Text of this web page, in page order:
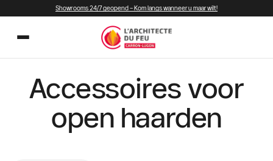
Showrooms 24/7 geopend – Kom langs wanneer u maar wilt!
Accessoires voor
open haarden